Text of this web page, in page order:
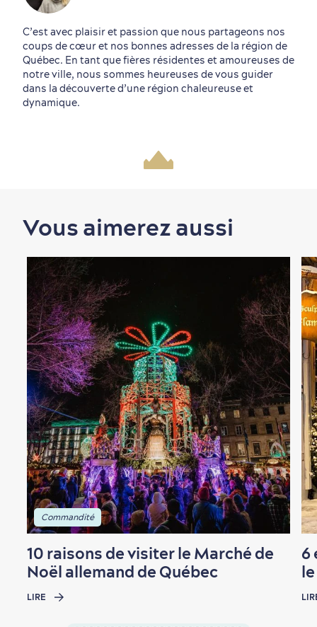
C’est avec plaisir et passion que nous partageons nos
coups de cœur et nos bonnes adresses de la région de
Québec. En tant que fières résidentes et amoureuses de
notre ville, nous sommes heureuses de vous guider
dans la découverte d’une région chaleureuse et
dynamique.
Vous aimerez aussi
Commandité
10 raisons de visiter le Marché de
Noël allemand de Québec
LIRE
6